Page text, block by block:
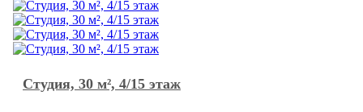
Студия, 30 м², 4/15 этаж